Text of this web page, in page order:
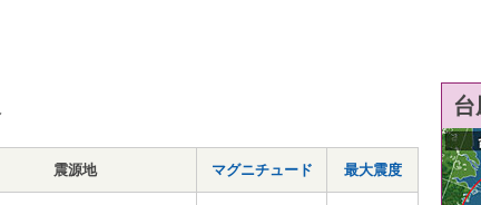
震源地 マグニチュード 最大震度